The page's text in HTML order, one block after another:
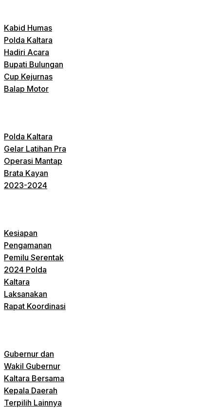
Kabid Humas
Polda Kaltara
Hadiri Acara
Bupati Bulungan
Cup Kejurnas
Balap Motor
Polda Kaltara
Gelar Latihan Pra
Operasi Mantap
Brata Kayan
2023-2024
Kesiapan
Pengamanan
Pemilu Serentak
2024 Polda
Kaltara
Laksanakan
Rapat Koordinasi
Gubernur dan
Wakil Gubernur
Kaltara Bersama
Kepala Daerah
Terpilih Lainnya